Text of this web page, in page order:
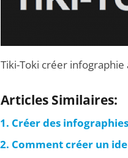
Tiki-Toki créer
Articles Similaires:
Créer des
Comment créer un